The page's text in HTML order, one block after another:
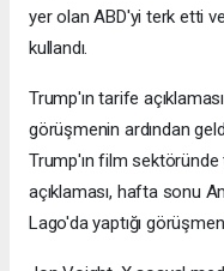
yer olan ABD'yi terk etti
kullandı.
Trump'ın tarife
görüşmenin ardından
Trump'ın film
açıklaması, hafta sonu
Lago'da yaptığı